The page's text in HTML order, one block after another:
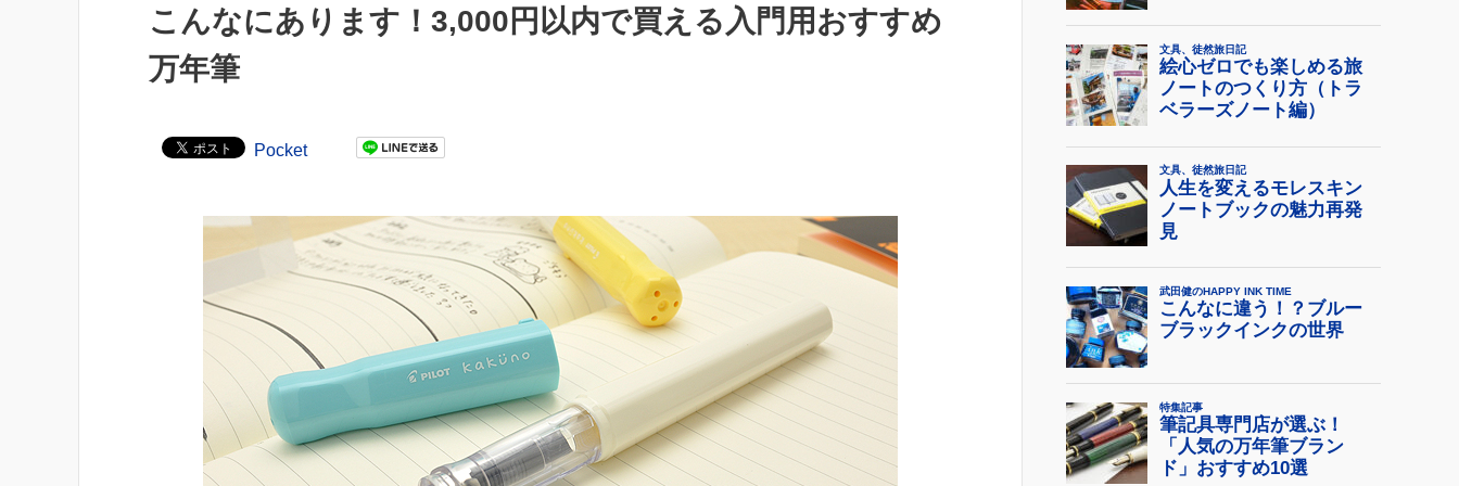
こんなにあります！3,000円以内で買える入門用おすすめ
万年筆
Pocket